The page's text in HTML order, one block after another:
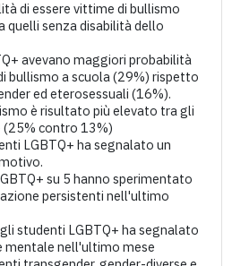
di essere vittime di bullismo
quelli senza disabilità dello
avevano maggiori probabilità
bullismo a scuola (29%) rispetto
ed eterosessuali (16%).
è risultato più elevato tra gli
(25% contro 13%)
LGBTQ+ ha segnalato un
su 5 hanno sperimentato
persistenti nell'ultimo
studenti LGBTQ+ ha segnalato
mentale nell'ultimo mese